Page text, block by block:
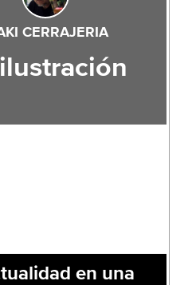
CERRAJERIA
ilustración
en una